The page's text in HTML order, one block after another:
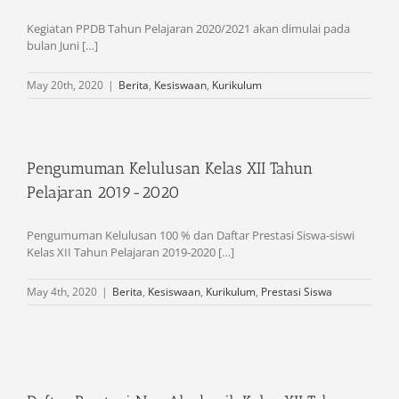
Kegiatan PPDB Tahun Pelajaran 2020/2021 akan dimulai pada
bulan Juni […]
May 20th, 2020 | Berita, Kesiswaan, Kurikulum
Pengumuman Kelulusan Kelas XII Tahun
Pelajaran 2019-2020
Pengumuman Kelulusan 100 % dan Daftar Prestasi Siswa-siswi
Kelas XII Tahun Pelajaran 2019-2020 […]
May 4th, 2020 | Berita, Kesiswaan, Kurikulum, Prestasi Siswa